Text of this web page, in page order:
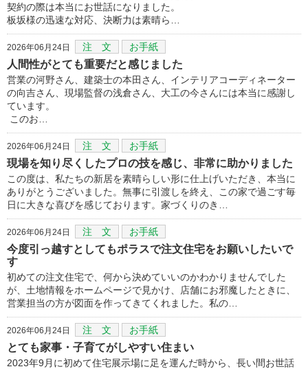
契約の際は本当にお世話になりました。
板坂様の迅速な対応、決断力は素晴ら…
2026年06月24日 注 文 お手紙
人間性がとても重要だと感じました
営業の河野さん、建築士の本田さん、インテリアコーディネーター
の向吉さん、現場監督の浅倉さん、大工の今さんには本当に感謝し
ています。
このお…
2026年06月24日 注 文 お手紙
現場を知り尽くしたプロの技を感じ、非常に助かりました
この度は、私たちの新居を素晴らしい形に仕上げいただき、本当に
ありがとうございました。無事に引渡しを終え、この家で過ごす毎
日に大きな喜びを感じております。家づくりのき…
2026年06月24日 注 文 お手紙
今度引っ越すとしてもポラスで注文住宅をお願いしたいで
す
初めての注文住宅で、何から決めていいのかわかりませんでした
が、土地情報をホームページで見かけ、店舗にお邪魔したときに、
営業担当の方が図面を作ってきてくれました。私の…
2026年06月24日 注 文 お手紙
とても家事・子育てがしやすい住まい
2023年9月に初めて住宅展示場に足を運んだ時から、長い間お世話